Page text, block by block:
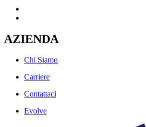
AZIENDA
Chi Siamo
Carriere
Contattaci
Evolve